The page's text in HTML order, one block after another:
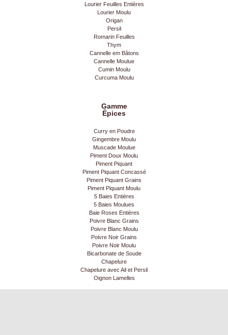
Lourier Feuilles Entières
Lourier Moulu
Origan
Persil
Romarin Feuilles
Thym
Cannelle em Bâtons
Cannelle Moulue
Cumin Moulu
Curcuma Moulu
Gamme
Épices
Curry en Poudre
Gingembre Moulu
Muscade Moulue
Piment Doux Moulu
Piment Piquant
Piment Piquant Concassé
Piment Piquant Grains
Piment Piquant Moulu
5 Baies Entières
5 Baies Moulues
Baie Roses Entières
Poivre Blanc Grains
Poivre Blanc Moulu
Poivre Noir Grains
Poivre Noir Moulu
Bicarbonate de Soude
Chapelure
Chapelure avec Ail et Persil
Oignon Lamelles